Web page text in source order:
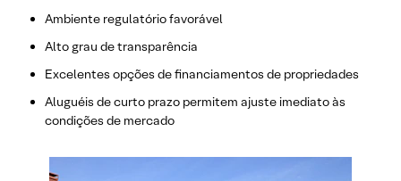
Ambiente regulatório favorável
Alto grau de transparência
Excelentes opções de financiamentos de propriedades
Aluguéis de curto prazo permitem ajuste imediato às
condições de mercado